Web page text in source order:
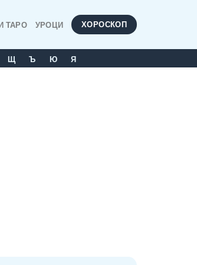
ТАРО УРОЦИ ХОРОСКОП
Щ Ъ Ю Я